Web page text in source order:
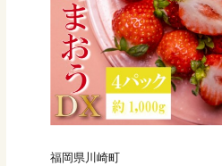
福岡県川崎町